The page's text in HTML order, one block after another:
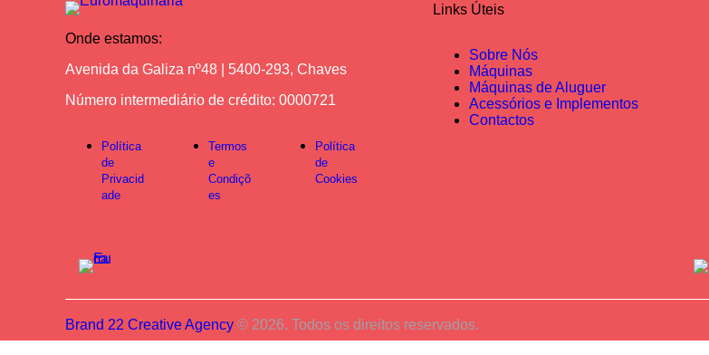
Onde estamos:
Avenida da Galiza nº48 | 5400-293, Chaves
Número intermediário de crédito: 0000721
Política
de
Privacid
ade
Termos
e
Condiçõ
es
Política
de
Cookies
Links Úteis
Sobre Nós
Máquinas
Máquinas de Aluguer
Acessórios e Implementos
Contactos
Brand 22 Creative Agency © 2026. Todos os direitos reservados.